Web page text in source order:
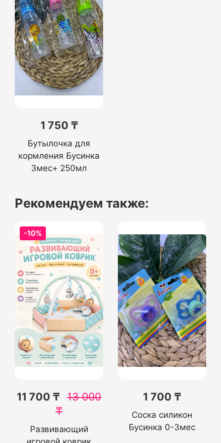
1 750 ₸
Бутылочка для
кормления Бусинка
3мес+ 250мл
Рекомендуем также:
-10%
11 700 ₸ 13 000
₸
Развивающий
1 700 ₸
Соска силикон
Бусинка 0-3мес